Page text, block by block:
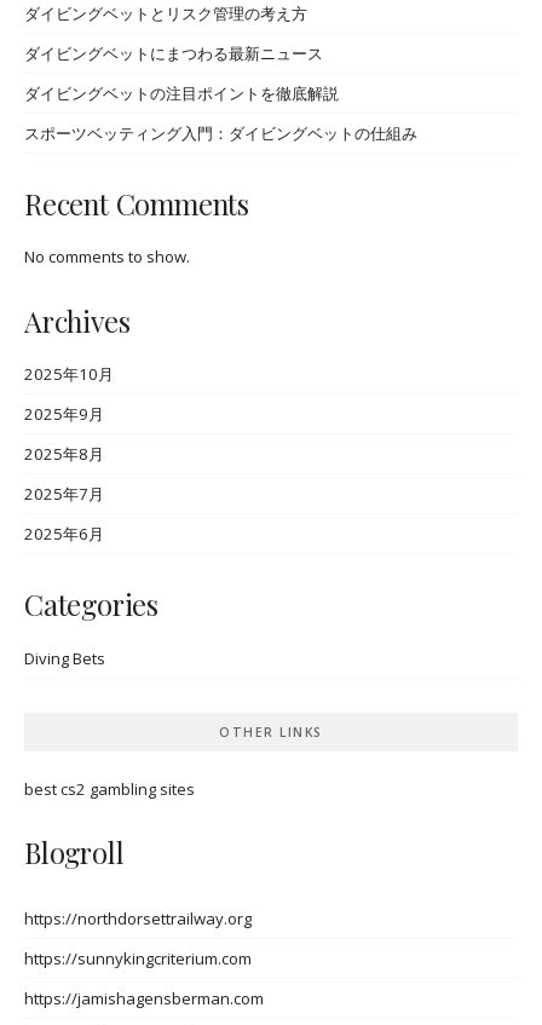
ダイビングベットとリスク管理の考え方
ダイビングベットにまつわる最新ニュース
ダイビングベットの注目ポイントを徹底解説
スポーツベッティング入門：ダイビングベットの仕組み
Recent Comments
No comments to show.
Archives
2025年10月
2025年9月
2025年8月
2025年7月
2025年6月
Categories
Diving Bets
OTHER LINKS
best cs2 gambling sites
Blogroll
https://northdorsettrailway.org
https://sunnykingcriterium.com
https://jamishagensberman.com